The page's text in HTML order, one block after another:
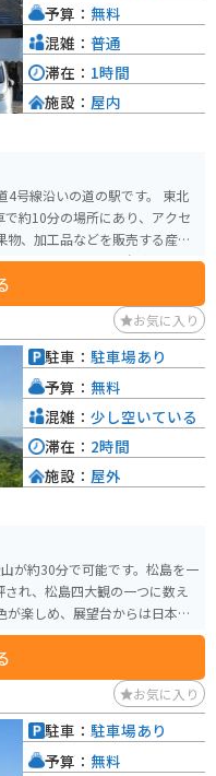
沿いの道の駅です。 東北
約10分の場所にあり、アクセ
でしか味わえない逸品として
い
憩したりと、ドライブやツーリ
予算： 無料
混雑： 普通
滞在： 1時間
施設： 屋内
お気に入り
が約30分で可能です。松島を一
れ、松島四大観の一つに数え
。天気が良ければ蔵王連峰や
は気軽に日帰りで楽しめる山
能です。
駐車： 駐車場あり
予算： 無料
混雑： 少し空いている
滞在： 2時間
施設： 屋外
お気に入り
駐車： 駐車場あり
予算： 無料